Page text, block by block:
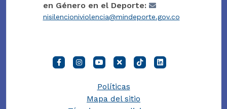
en Género en el Deporte:
nisilencioniviolencia@mindeporte.gov.co
Políticas
Mapa del sitio